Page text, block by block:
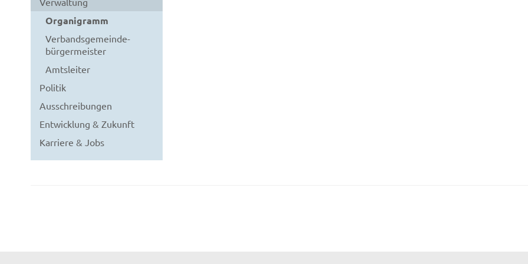
Organigramm
Verbandsgemeinde­
bürgermeister
Amtsleiter
Politik
Ausschreibungen
Entwicklung & Zukunft
Karriere & Jobs